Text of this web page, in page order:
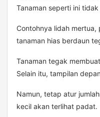
Tanaman seperti ini
Contohnya lidah mertua,
tanaman hias berdaun
Tanaman tegak
Selain itu, tampilan
Namun, tetap atur
kecil akan terlihat padat.